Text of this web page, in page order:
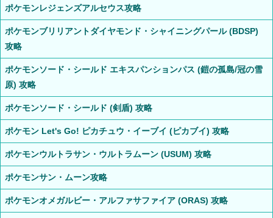
ポケモンレジェンズアルセウス攻略
ポケモンブリリアントダイヤモンド・シャイニングパール (BDSP)
攻略
ポケモンソード・シールド エキスパンションパス (鎧の孤島/冠の雪
原) 攻略
ポケモンソード・シールド (剣盾) 攻略
ポケモン Let's Go! ピカチュウ・イーブイ (ピカブイ) 攻略
ポケモンウルトラサン・ウルトラムーン (USUM) 攻略
ポケモンサン・ムーン攻略
ポケモンオメガルビー・アルファサファイア (ORAS) 攻略